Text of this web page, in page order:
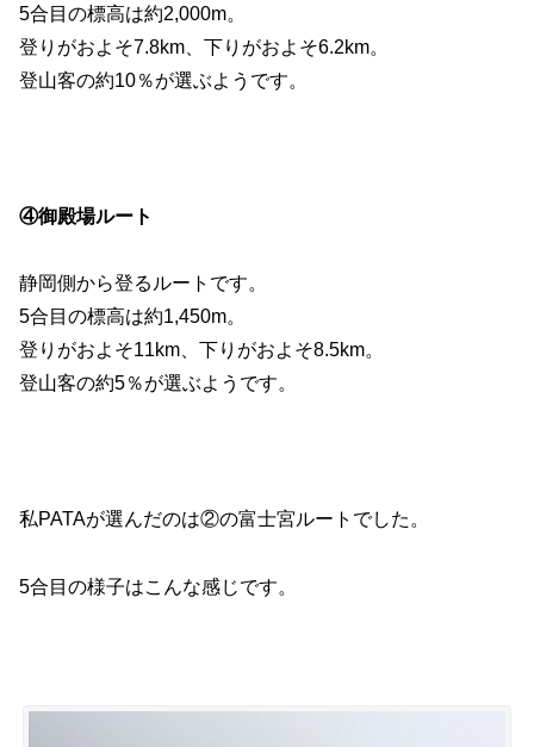
5合目の標高は約2,000m。
登りがおよそ7.8km、下りがおよそ6.2km。
登山客の約10％が選ぶようです。
④御殿場ルート
静岡側から登るルートです。
5合目の標高は約1,450m。
登りがおよそ11km、下りがおよそ8.5km。
登山客の約5％が選ぶようです。
私PATAが選んだのは②の富士宮ルートでした。
5合目の様子はこんな感じです。